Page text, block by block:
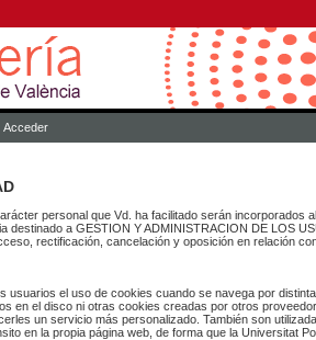
Acceder
personal que Vd. ha facilitado serán incorporados
destinado a GESTION Y ADMINISTRACION DE LOS
rectificación, cancelación y oposición en relación
usuarios el uso de cookies cuando se navega por
en el disco ni otras cookies creadas por otros
un servicio más personalizado. También son
en la propia página web, de forma que la Universitat